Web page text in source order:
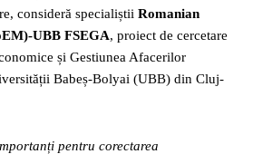
consideră specialiștii Romanian
UBB FSEGA, proiect de cercetare
și Gestiunea Afacerilor
Babeș-Bolyai (UBB) din Cluj-
pentru corectarea